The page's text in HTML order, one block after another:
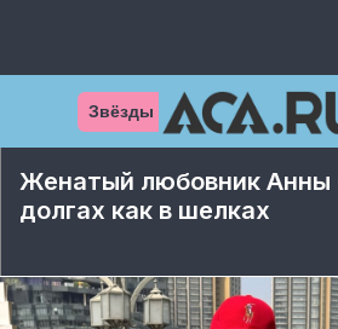
Звёзды
Женатый любовник Анны
долгах как в шелках